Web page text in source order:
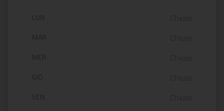
Orario di apertura:
LUN
MAR
MER
GIO
VEN